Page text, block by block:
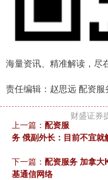
海量资讯、精准解读，尽
责任编辑：赵思远 配资服
财盛证券
上一篇： 配资服
务 俄副外长：目前不宜
下一篇： 配资服务 加拿
基通信网络